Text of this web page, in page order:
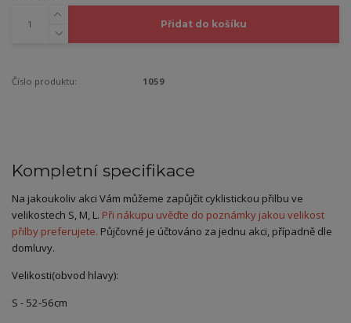
Přidat do košíku
Číslo produktu: 1059
Kompletní specifikace
Na jakoukoliv akci Vám můžeme zapůjčit cyklistickou přilbu ve
velikostech S, M, L. Při nákupu uvěďte do poznámky jakou velikost
přilby preferujete. Půjčovné je účtováno za jednu akci, případně dle
domluvy.
Velikosti(obvod hlavy):
S - 52-56cm